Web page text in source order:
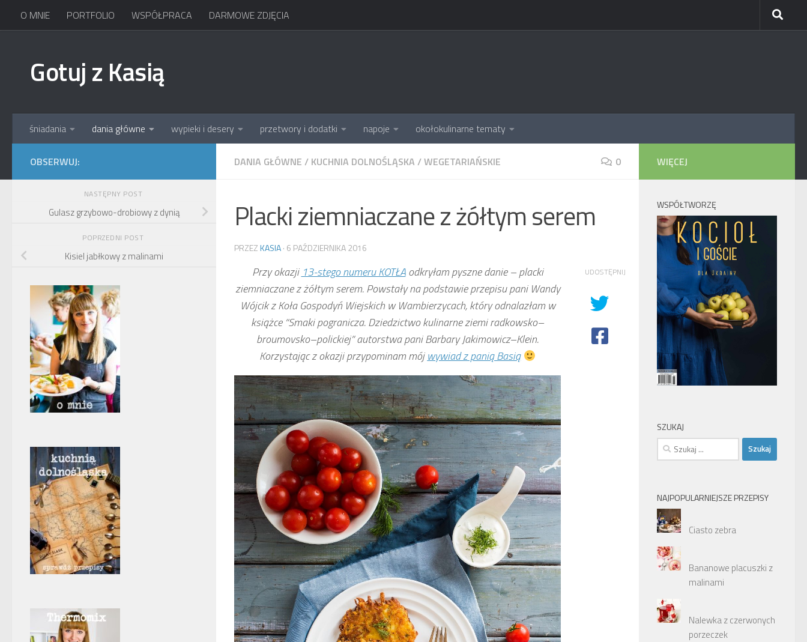
Skip to content
O MNIE PORTFOLIO WSPÓŁPRACA DARMOWE ZDJĘCIA
Gotuj z Kasią
śniadania dania główne wypieki i desery przetwory i dodatki napoje okołokulinarne tematy
DANIA GŁÓWNE / KUCHNIA DOLNOŚLĄSKA /WEGETARIAŃSKIE 0
Placki ziemniaczane z żółtym serem
PRZEZKASIA· 6 PAŹDZIERNIKA 2016
Przy okazji 13-stego numeru KOTŁAodkryłam pyszne danie – placki
ziemniaczane z żółtym serem. Powstały na podstawie przepisu pani Wandy
Wójcik z Koła Gospodyń Wiejskich w Wambierzycach, który odnalazłam w
książce “Smaki pogranicza. Dziedzictwo kulinarne ziemi radkowsko–
broumovsko–polickiej” autorstwa pani Barbary Jakimowicz–Klein.
Korzystając z okazji przypominam mójwywiad z panią Basią
UDOSTĘPNIJ
OBSERWUJ:
NASTĘPNY POST
Gulasz grzybowo-drobiowy z dynią
POPRZEDNI POST
Kisiel jabłkowy z malinami
WIĘCEJ
WSPÓŁTWORZĘ
SZUKAJ
Szukaj:
NAJPOPULARNIEJSZE PRZEPISY
Ciasto zebra
Bananowe placuszki z
malinami
Nalewka z czerwonych
porzeczek